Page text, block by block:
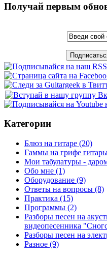
Получай первым
Категории
Блюз на гитаре (20)
Гаммы на грифе
Мои табулатуры -
Обо мне (1)
Оборудование (9)
Ответы на вопросы (8)
Практика (15)
Программы (2)
Разборы песен на
видеопесенника
Разборы песен на
Разное (9)